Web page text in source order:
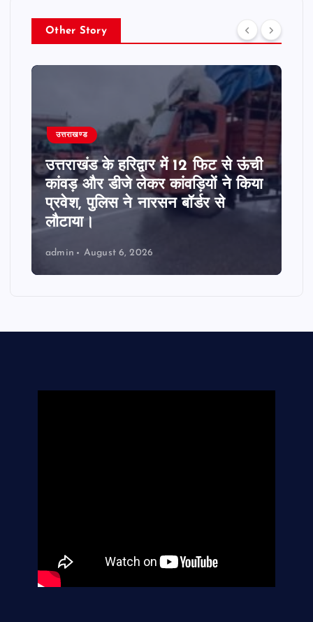
Other Story
उत्तराखण्ड
उत्तराखंड के हरिद्वार में 12 फिट से ऊंची
कांवड़ और डीजे लेकर कांवड़ियों ने किया
प्रवेश, पुलिस ने नारसन बॉर्डर से
लौटाया।
admin August 6, 2026